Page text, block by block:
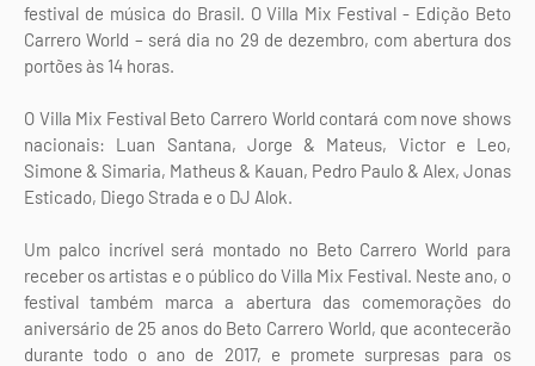
festival de música do Brasil. O Villa Mix Festival - Edição Beto
Carrero World – será dia no 29 de dezembro, com abertura dos
portões às 14 horas.
O Villa Mix Festival Beto Carrero World contará com nove shows
nacionais: Luan Santana, Jorge & Mateus, Victor e Leo,
Simone & Simaria, Matheus & Kauan, Pedro Paulo & Alex, Jonas
Esticado, Diego Strada e o DJ Alok.
Um palco incrível será montado no Beto Carrero World para
receber os artistas e o público do Villa Mix Festival. Neste ano, o
festival também marca a abertura das comemorações do
aniversário de 25 anos do Beto Carrero World, que acontecerão
durante todo o ano de 2017, e promete surpresas para os